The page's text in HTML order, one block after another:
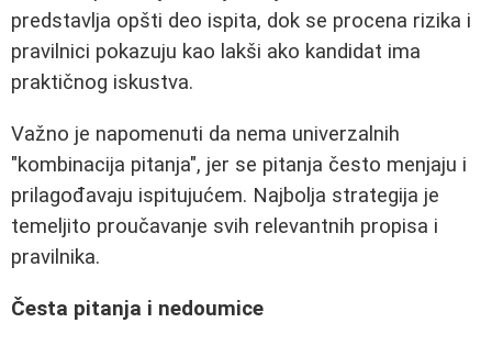
predstavlja opšti deo ispita, dok se procena rizika i
pravilnici pokazuju kao lakši ako kandidat ima
praktičnog iskustva.
Važno je napomenuti da nema univerzalnih
"kombinacija pitanja", jer se pitanja često menjaju i
prilagođavaju ispitujućem. Najbolja strategija je
temeljito proučavanje svih relevantnih propisa i
pravilnika.
Česta pitanja i nedoumice